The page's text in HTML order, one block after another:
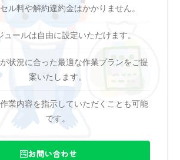
ル料や解約違約金はかかりません。
ュールは自由に設定いただけます。
状況に合った最適な作業プランをご提
案いたします。
業内容を指示していただくことも可能
です。
お問い合わせ